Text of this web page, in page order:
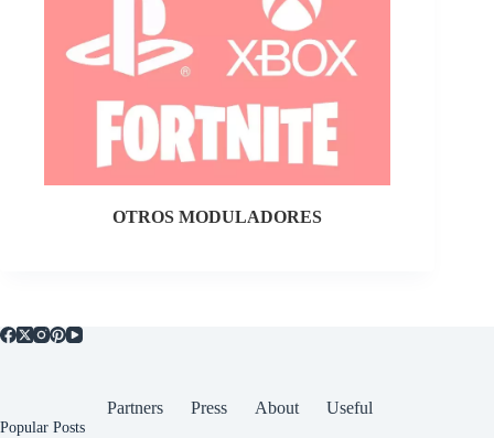
OTROS MODULADORES
Partners Press About Useful
Popular Posts